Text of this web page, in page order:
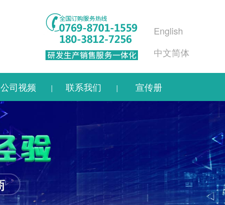
English
中文简体
公司视频 | 联系我们 | 宣传册